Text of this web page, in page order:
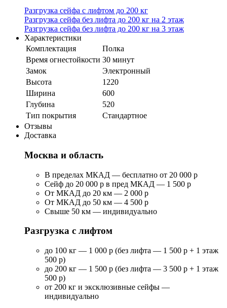
Разгрузка сейфа с лифтом до 200 кг
Разгрузка сейфа без лифта до 200 кг на 2 этаж
Разгрузка сейфа без лифта до 200 кг на 3 этаж
Характеристики
Комплектация
Полка
Время огнестойкости 30 минут
Замок
Электронный
Высота
1220
Ширина
600
Глубина
520
Тип покрытия
Стандартное
Отзывы
Доставка
Москва и область
В пределах МКАД — бесплатно от 20 000 р
Сейф до 20 000 р в пред МКАД — 1 500 р
От МКАД до 20 км — 2 000 р
От МКАД до 50 км — 4 500 р
Свыше 50 км — индивидуально
Разгрузка с лифтом
до 100 кг — 1 000 р (без лифта — 1 500 р + 1 этаж
500 р)
до 200 кг — 1 500 р (без лифта — 3 500 р + 1 этаж
500 р)
от 200 кг и эксклюзивные сейфы —
индивидуально